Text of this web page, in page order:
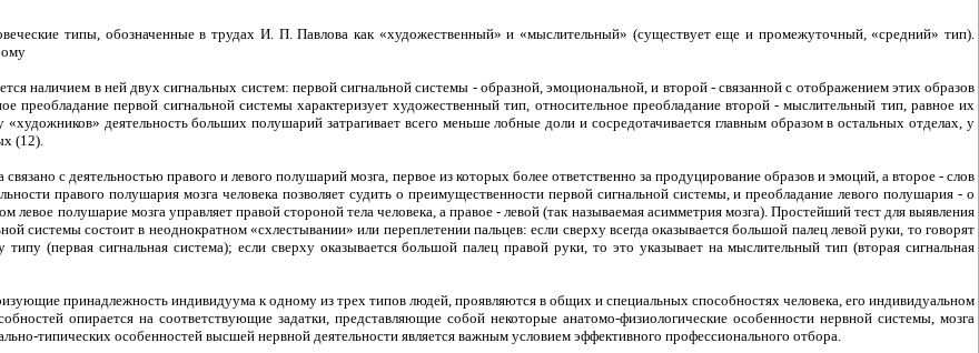
типы, обозначенные в трудах И. П. Павлова как «художественный» и «мыслительный» (существует еще и промежуточный, «средний» тип).
наличием в ней двух сигнальных систем: первой сигнальной системы - образной, эмоциональной, и второй - связанной с отображением этих образов
преобладание первой сигнальной системы характеризует художественный тип, относительное преобладание второй - мыслительный тип, равное их
деятельность больших полушарий затрагивает всего меньше лобные доли и сосредотачивается главным образом в остальных отделах, у
(12).
с деятельностью правого и левого полушарий мозга, первое из которых более ответственно за продуцирование образов и эмоций, а второе - слов
правого полушария мозга человека позволяет судить о преимущественности первой сигнальной системы, и преобладание левого полушария - о
полушарие мозга управляет правой стороной тела человека, а правое - левой (так называемая асимметрия мозга). Простейший тест для выявления
системы состоит в неоднократном «схлестывании» или переплетении пальцев: если сверху всегда оказывается большой палец левой руки, то говорят
(первая сигнальная система); если сверху оказывается большой палец правой руки, то это указывает на мыслительный тип (вторая сигнальная
принадлежность индивидуума к одному из трех типов людей, проявляются в общих и специальных способностях человека, его индивидуальном
опирается на соответствующие задатки, представляющие собой некоторые анатомо-физиологические особенности нервной системы, мозга
типических особенностей высшей нервной деятельности является важным условием эффективного профессионального отбора.